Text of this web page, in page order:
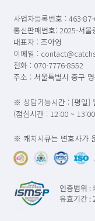
사업자등록번호 : 463-
통신판매번호: 2025-서울
대표자 : 조아영
이메일 :
전화 : 070-7776-8552
주소 : 서울특별시 중구
※ 상담가능시간 : [평일]
(점심시간 : 12:00 ~
※ 캐치시큐는 변호사가